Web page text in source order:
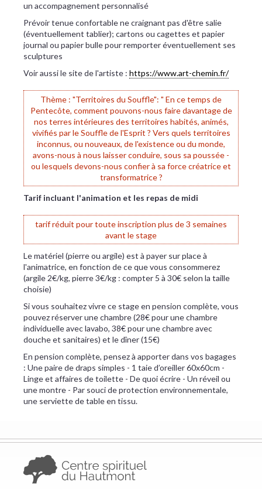
un accompagnement personnalisé
Prévoir tenue confortable ne craignant pas d'être salie
(éventuellement tablier); cartons ou cagettes et papier
journal ou papier bulle pour remporter éventuellement ses
sculptures
Voir aussi le site de l'artiste : https://www.art-chemin.fr/
Thème : "Territoires du Souffle": " En ce temps de
Pentecôte, comment pouvons-nous faire davantage de
nos terres intérieures des territoires habités, animés,
vivifiés par le Souffle de l'Esprit ? Vers quels territoires
inconnus, ou nouveaux, de l'existence ou du monde,
avons-nous à nous laisser conduire, sous sa poussée -
ou lesquels devons-nous confier à sa force créatrice et
transformatrice ?
Tarif incluant l'animation et les repas de midi
tarif réduit pour toute inscription plus de 3 semaines
avant le stage
Le matériel (pierre ou argile) est à payer sur place à
l'animatrice, en fonction de ce que vous consommerez
(argile 2€/kg, pierre 3€/kg : compter 5 à 30€ selon la taille
choisie)
Si vous souhaitez vivre ce stage en pension complète, vous
pouvez réserver une chambre (28€ pour une chambre
individuelle avec lavabo, 38€ pour une chambre avec
douche et sanitaires) et le dîner (15€)
En pension complète, pensez à apporter dans vos bagages
: Une paire de draps simples - 1 taie d’oreiller 60x60cm -
Linge et affaires de toilette - De quoi écrire - Un réveil ou
une montre - Par souci de protection environnementale,
une serviette de table en tissu.